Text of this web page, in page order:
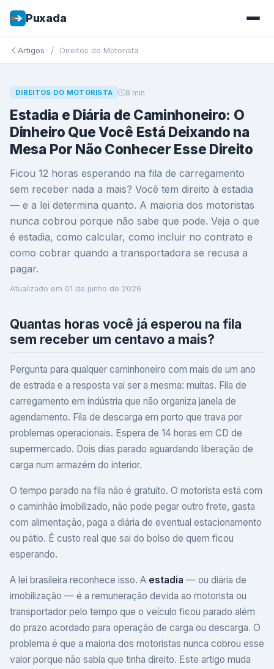
Puxada
Artigos / Direitos do Motorista
DIREITOS DO MOTORISTA 8 min
Estadia e Diária de Caminhoneiro: O
Dinheiro Que Você Está Deixando na
Mesa Por Não Conhecer Esse Direito
Ficou 12 horas esperando na fila de carregamento
sem receber nada a mais? Você tem direito à estadia
— e a lei determina quanto. A maioria dos motoristas
nunca cobrou porque não sabe que pode. Veja o que
é estadia, como calcular, como incluir no contrato e
como cobrar quando a transportadora se recusa a
pagar.
Atualizado em 01 de junho de 2026
Quantas horas você já esperou na fila
sem receber um centavo a mais?
Pergunta para qualquer caminhoneiro com mais de um ano
de estrada e a resposta vai ser a mesma: muitas. Fila de
carregamento em indústria que não organiza janela de
agendamento. Fila de descarga em porto que trava por
problemas operacionais. Espera de 14 horas em CD de
supermercado. Dois dias parado aguardando liberação de
carga num armazém do interior.
O tempo parado na fila não é gratuito. O motorista está com
o caminhão imobilizado, não pode pegar outro frete, gasta
com alimentação, paga a diária de eventual estacionamento
ou pátio. É custo real que sai do bolso de quem ficou
esperando.
A lei brasileira reconhece isso. A estadia — ou diária de
imobilização — é a remuneração devida ao motorista ou
transportador pelo tempo que o veículo ficou parado além
do prazo acordado para operação de carga ou descarga. O
problema é que a maioria dos motoristas nunca cobrou esse
valor porque não sabia que tinha direito. Este artigo muda